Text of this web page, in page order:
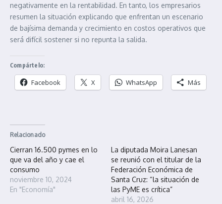
negativamente en la rentabilidad. En tanto, los empresarios
resumen la situación explicando que enfrentan un escenario
de bajísima demanda y crecimiento en costos operativos que
será difícil sostener si no repunta la salida.
Compártelo:
Facebook X WhatsApp Más
Relacionado
Cierran 16.500 pymes en lo
que va del año y cae el
consumo
noviembre 10, 2024
En "Economía"
La diputada Moira Lanesan
se reunió con el titular de la
Federación Económica de
Santa Cruz: “la situación de
las PyME es crítica”
abril 16, 2026